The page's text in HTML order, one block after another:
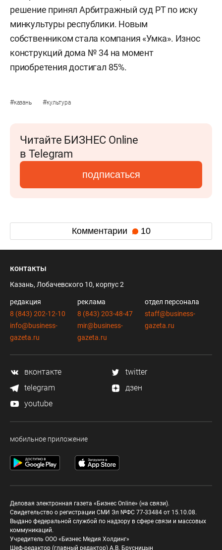
решение принял Арбитражный суд РТ по иску
минкультуры республики. Новым
собственником стала компания «Умка». Износ
конструкций дома № 34 на момент
приобретения достигал 85%.
#казань #культура
Читайте БИЗНЕС Online
в Telegram
подписаться
Комментарии 10
контакты
Казань, Лобачевского 10, корпус 2
редакция
8 (843) 202-12-10
info@business-
gazeta.ru
реклама
8 (843) 203-48-47
mir@business-
gazeta.ru
отдел персонала
staff@business-
gazeta.ru
вконтакте
twitter
telegram
дзен
youtube
мобильное приложение
Деловая электронная газета «Бизнес Online» (на связи).
Свидетельство о регистрации СМИ Эл №ФС 77-33484 от 15.10.08.
Выдано федеральной службой по надзору в сфере связи и массовых
коммуникаций.
Учредитель ООО «Бизнес Медия Холдинг»
Шеф-редактор (главный редактор) А.В. Брусницын